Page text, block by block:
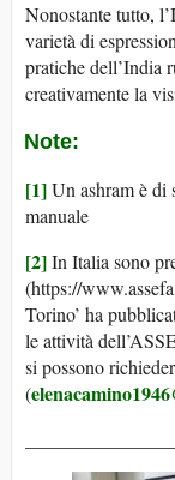
Nonostante tutto,
varietà di
pratiche dell’India
creativamente la
Note:
[1]Un ashram è di
manuale
[2]In Italia sono
(https://
Torino’ ha
le attività
si possono
(